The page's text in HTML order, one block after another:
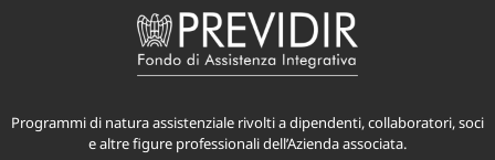
Programmi di natura assistenziale rivolti a dipendenti, collaboratori, soci